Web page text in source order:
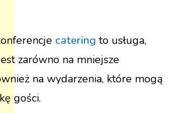
catering to usługa,
zarówno na mniejsze
na wydarzenia, które mogą
gości.